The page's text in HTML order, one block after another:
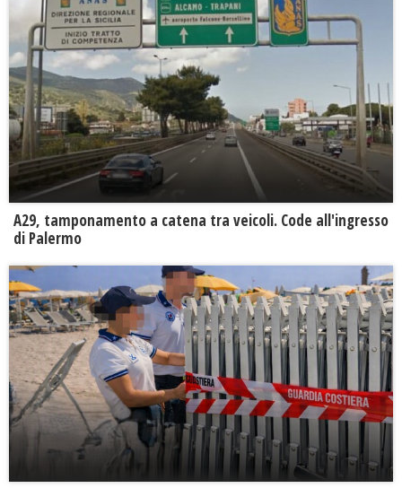
A29, tamponamento a catena tra veicoli. Code all'ingresso
di Palermo